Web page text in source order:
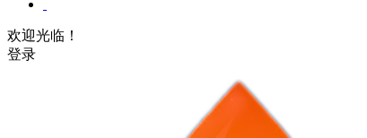
欢迎光临！
登录